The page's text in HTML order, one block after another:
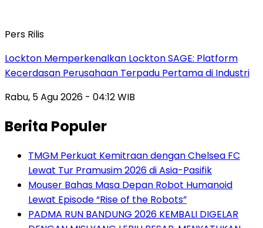
Pers Rilis
Lockton Memperkenalkan Lockton SAGE: Platform
Kecerdasan Perusahaan Terpadu Pertama di Industri
Rabu, 5 Agu 2026 - 04:12 WIB
Berita Populer
TMGM Perkuat Kemitraan dengan Chelsea FC
Lewat Tur Pramusim 2026 di Asia-Pasifik
Mouser Bahas Masa Depan Robot Humanoid
Lewat Episode “Rise of the Robots”
PADMA RUN BANDUNG 2026 KEMBALI DIGELAR